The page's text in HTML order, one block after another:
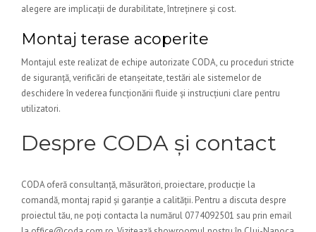
alegere are implicații de durabilitate, întreținere și cost.
Montaj terase acoperite
Montajul este realizat de echipe autorizate CODA, cu proceduri stricte
de siguranță, verificări de etanșeitate, testări ale sistemelor de
deschidere în vederea funcționării fluide și instrucțiuni clare pentru
utilizatori.
Despre CODA și contact
CODA oferă consultanță, măsurători, proiectare, producție la
comandă, montaj rapid și garanție a calității. Pentru a discuta despre
proiectul tău, ne poți contacta la numărul 0774092501 sau prin email